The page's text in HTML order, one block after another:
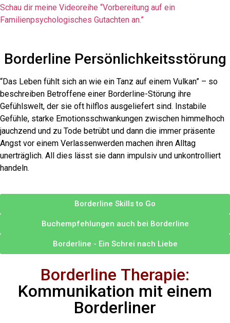
Schau dir meine Videoreihe “Vorbereitung auf ein
Familienpsychologisches Gutachten an.”
Borderline Persönlichkeitsstörung
“Das Leben fühlt sich an wie ein Tanz auf einem Vulkan” – so
beschreiben Betroffene einer Borderline-Störung ihre
Gefühlswelt, der sie oft hilflos ausgeliefert sind. Instabile
Gefühle, starke Emotionsschwankungen zwischen himmelhoch
jauchzend und zu Tode betrübt und dann die immer präsente
Angst vor einem Verlassenwerden machen ihren Alltag
unerträglich. All dies lässt sie dann impulsiv und unkontrolliert
handeln.
Borderline Skills to Go
Buchempfehlungen auch bei Borderline
Borderline - Ein Schrei nach Liebe
Kommunikation mit einem
Borderliner